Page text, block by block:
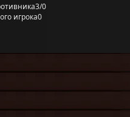
3/0
игрока0